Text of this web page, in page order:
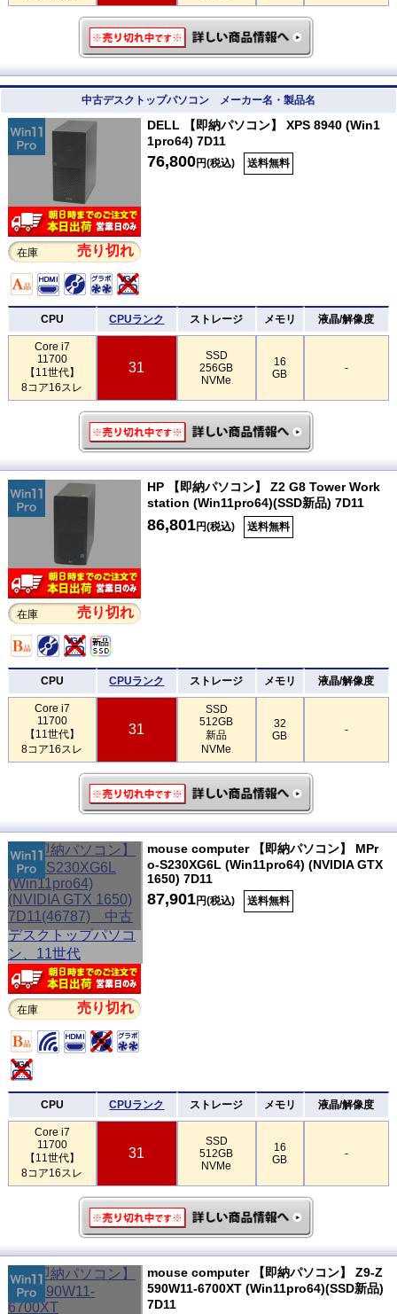
中古デスクトップパソコン メーカー名・製品名
在庫 売り切れ
DELL 【即納パソコン】 XPS 8940 (Win1
1pro64) 7D11
76,800円(税込) 送料無料
CPU CPUランク ストレージ メモリ 液晶/解像度
Core i7
11700
【11世代】
8コア16スレ
31
SSD
256GB
NVMe
16
GB
-
在庫 売り切れ
HP 【即納パソコン】 Z2 G8 Tower Work
station (Win11pro64)(SSD新品) 7D11
86,801円(税込) 送料無料
CPU CPUランク ストレージ メモリ 液晶/解像度
Core i7
11700
【11世代】
8コア16スレ
31
SSD
512GB
新品
NVMe
32
GB
-
在庫 売り切れ
mouse computer 【即納パソコン】 MPr
o-S230XG6L (Win11pro64) (NVIDIA GTX
1650) 7D11
87,901円(税込) 送料無料
CPU CPUランク ストレージ メモリ 液晶/解像度
Core i7
11700
【11世代】
8コア16スレ
31
SSD
512GB
NVMe
16
GB
-
mouse computer 【即納パソコン】 Z9-Z
590W11-6700XT (Win11pro64)(SSD新品)
7D11